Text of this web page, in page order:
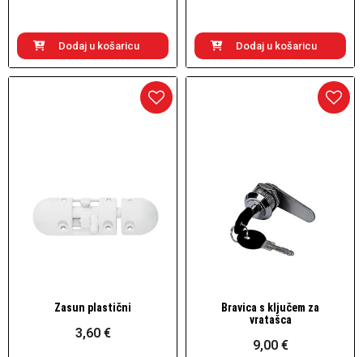
Dodaj u košaricu Dodaj u košaricu
Brzi pogled
Zasun plastični
3,60 €
Brzi pogled
Bravica s ključem za
vratašca
9,00 €